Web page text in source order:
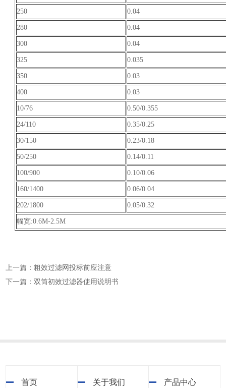
250 0.04
280 0.04
300 0.04
325 0.035
350 0.03
400 0.03
10/76 0.50/0.355
24/110 0.35/0.25
30/150 0.23/0.18
50/250 0.14/0.11
100/900 0.10/0.06
160/1400 0.06/0.04
202/1800 0.05/0.32
幅宽:0.6M-2.5M
上一篇：粗效过滤网投标前应注意
下一篇：双筒初效过滤器使用说明书
首页 关于我们 产品中心